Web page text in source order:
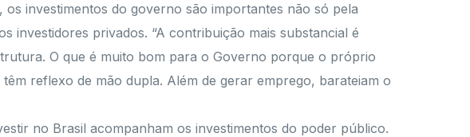
investimentos do governo são importantes não só pela
investidores privados. “A contribuição mais substancial é
O que é muito bom para o Governo porque o próprio
reflexo de mão dupla. Além de gerar emprego, barateiam o
no Brasil acompanham os investimentos do poder público.